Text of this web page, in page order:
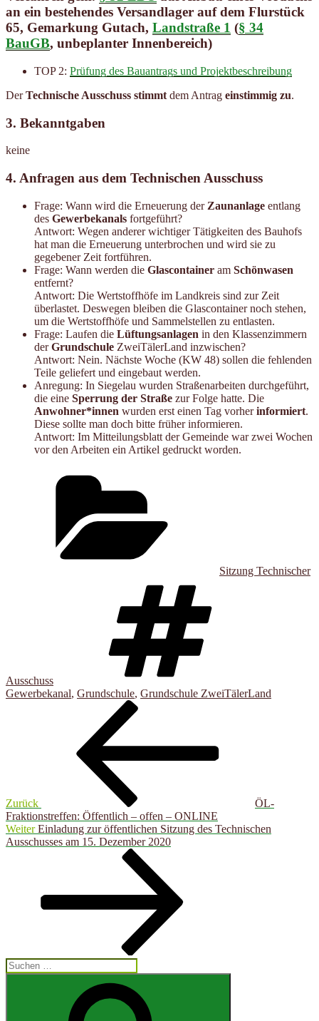
an ein bestehendes Versandlager auf dem Flurstück
65, Gemarkung Gutach, Landstraße 1 (§ 34
BauGB, unbeplanter Innenbereich)
TOP 2: Prüfung des Bauantrags und Projektbeschreibung
DerTechnische Ausschuss stimmt dem Antrag einstimmig zu.
3. Bekanntgaben
keine
4. Anfragen aus dem Technischen Ausschuss
Frage: Wann wird die Erneuerung der Zaunanlage entlang
des Gewerbekanals fortgeführt?
Antwort: Wegen anderer wichtiger Tätigkeiten des Bauhofs
hat man die Erneuerung unterbrochen und wird sie zu
gegebener Zeit fortführen.
Frage: Wann werden die Glascontainer am Schönwasen
entfernt?
Antwort: Die Wertstoffhöfe im Landkreis sind zur Zeit
überlastet. Deswegen bleiben die Glascontainer noch stehen,
um die Wertstoffhöfe und Sammelstellen zu entlasten.
Frage: Laufen die Lüftungsanlagen in den Klassenzimmern
derGrundschule ZweiTälerLand inzwischen?
Antwort: Nein. Nächste Woche (KW 48) sollen die fehlenden
Teile geliefert und eingebaut werden.
Anregung: In Siegelau wurden Straßenarbeiten durchgeführt,
die eine Sperrung der Straße zur Folge hatte. Die
Anwohner*innen wurden erst einen Tag vorherinformiert.
Diese sollte man doch bitte früher informieren.
Antwort: Im Mitteilungsblatt der Gemeinde war zwei Wochen
vor den Arbeiten ein Artikel gedruckt worden.
Sitzung Technischer
Ausschuss
Gewerbekanal, Grundschule, Grundschule ZweiTälerLand
Beitragsnavigation
Zurück
ÖL-
Fraktionstreffen: Öffentlich – offen – ONLINE
Nächster
Beitrag
Weiter Einladung zur öffentlichen Sitzung des Technischen
Ausschusses am 15. Dezember 2020
Suchen
nach: